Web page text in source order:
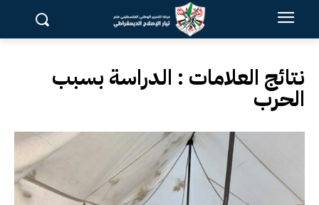
نتائج العلامات : الدراسة بسبب
الحرب